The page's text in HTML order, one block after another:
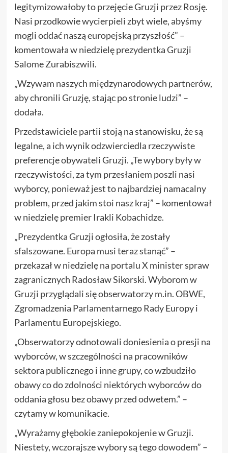
legitymizowałoby to przejęcie Gruzji przez Rosję.
Nasi przodkowie wycierpieli zbyt wiele, abyśmy
mogli oddać naszą europejską przyszłość” –
komentowała w niedzielę prezydentka Gruzji
Salome Zurabiszwili.
„Wzywam naszych międzynarodowych partnerów,
aby chronili Gruzję, stając po stronie ludzi” –
dodała.
Przedstawiciele partii stoją na stanowisku, że są
legalne, a ich wynik odzwierciedla rzeczywiste
preferencje obywateli Gruzji. „Te wybory były w
rzeczywistości, za tym przesłaniem poszli nasi
wyborcy, ponieważ jest to najbardziej namacalny
problem, przed jakim stoi nasz kraj” – komentował
w niedzielę premier Irakli Kobachidze.
„Prezydentka Gruzji ogłosiła, że zostały
sfalszowane. Europa musi teraz stanąć” –
przekazał w niedzielę na portalu X minister spraw
zagranicznych Radosław Sikorski. Wyborom w
Gruzji przyglądali się obserwatorzy m.in. OBWE,
Zgromadzenia Parlamentarnego Rady Europy i
Parlamentu Europejskiego.
„Obserwatorzy odnotowali doniesienia o presji na
wyborców, w szczególności na pracowników
sektora publicznego i inne grupy, co wzbudziło
obawy co do zdolności niektórych wyborców do
oddania głosu bez obawy przed odwetem.” –
czytamy w komunikacie.
„Wyrażamy głębokie zaniepokojenie w Gruzji.
Niestety, wczorajsze wybory są tego dowodem” –